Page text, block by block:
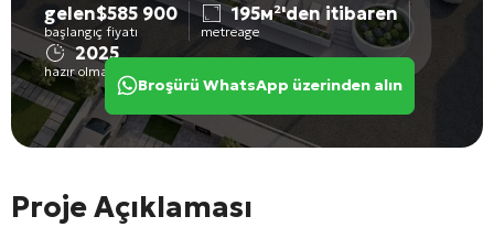
gelen$585 900
başlangıç fiyatı
195м²'den itibaren
metreage
2025
hazır olma durumu
Broşürü WhatsApp üzerinden alın
Proje Açıklaması